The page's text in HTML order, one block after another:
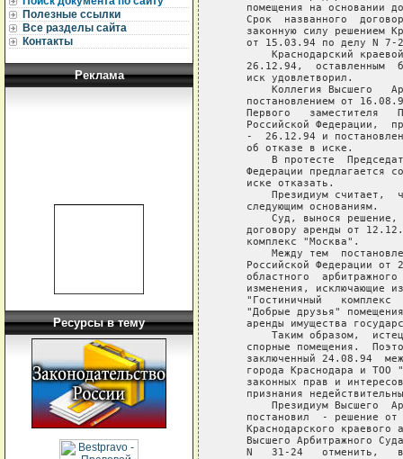
Полезные ссылки
Все разделы сайта
Контакты
Реклама
Ресурсы в тему
помещения на основании
Срок  названного
законную силу решением
от 15.03.94 по делу N
Краснодарский
26.12.94,  оставленным
    иск удовлетворил.
Коллегия Высшего
постановлением от
Первого   заместителя
Российской Федерации,
-  26.12.94 и
    об отказе в иске.
В протесте
Федерации предлагается
    иске отказать.
Президиум считает,
    следующим основаниям.
Суд, вынося
договору аренды от
    комплекс "Москва".
Между тем
Российской Федерации от
областного
изменения, исключающие
"Гостиничный   комплекс
"Добрые друзья"
аренды имущества
Таким образом,
спорные помещения.
заключенный 24.08.94
города Краснодара и ТОО
законных прав и
признания
Президиум Высшего
постановил  - решение
Краснодарского краевого
Высшего Арбитражного
N   31-24   отменить,